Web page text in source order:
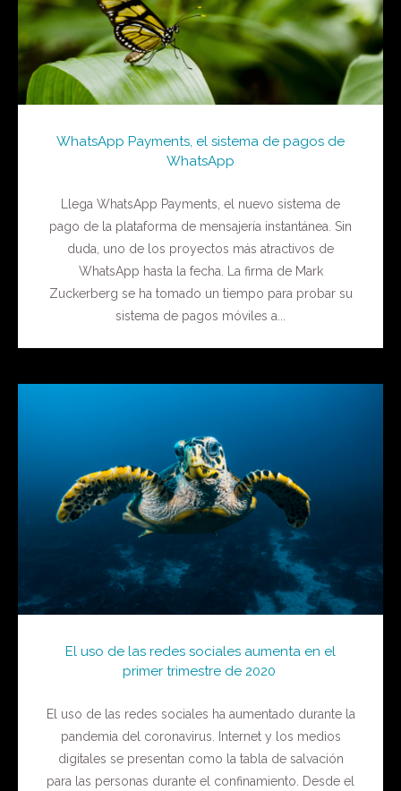
WhatsApp Payments, el sistema de pagos de
WhatsApp
Llega WhatsApp Payments, el nuevo sistema de
pago de la plataforma de mensajería instantánea. Sin
duda, uno de los proyectos más atractivos de
WhatsApp hasta la fecha. La firma de Mark
Zuckerberg se ha tomado un tiempo para probar su
sistema de pagos móviles a...
El uso de las redes sociales aumenta en el
primer trimestre de 2020
El uso de las redes sociales ha aumentado durante la
pandemia del coronavirus. Internet y los medios
digitales se presentan como la tabla de salvación
para las personas durante el confinamiento. Desde el